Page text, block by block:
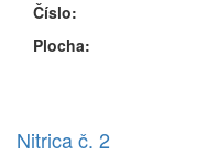
Číslo:
Plocha:
Nitrica č. 2